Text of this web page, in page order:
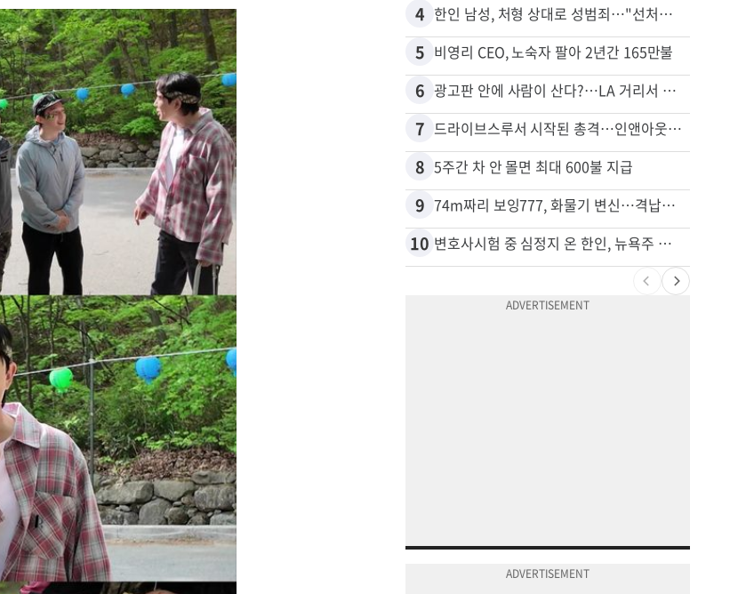
4 한인 남성, 처형 상대로 성범죄…"선처해줬더니 배신자 취급"
5 비영리 CEO, 노숙자 팔아 2년간 165만불
6 광고판 안에 사람이 산다?…LA 거리서 화제
7 드라이브스루서 시작된 총격…인앤아웃 참사 영상 공개
8 5주간 차 안 몰면 최대 600불 지급
9 74m짜리 보잉777, 화물기 변신…격납고서 ‘보물’ 찾는 인천공항
10 변호사시험 중 심정지 온 한인, 뉴욕주 제소